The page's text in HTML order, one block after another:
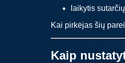
laikytis
Kai pirkėjas šių
Kaip